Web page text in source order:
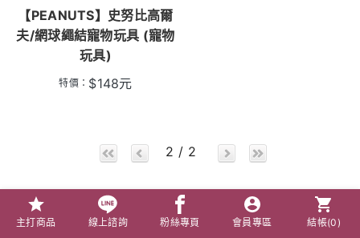
【PEANUTS】史努比高爾
夫/網球繩結寵物玩具 (寵物
玩具)
特價： $148元
2 / 2
主打商品 線上諮詢 粉絲專頁 會員專區 結帳(0)